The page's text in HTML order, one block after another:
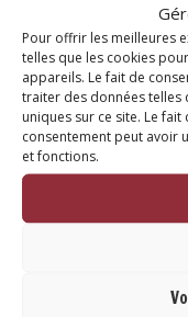
Pour offrir les meilleures
telles que les cookies
appareils. Le fait de
traiter des données telles
uniques sur ce site. Le
consentement peut avoir
et fonctions.
Poids
0,360 kg
Vous